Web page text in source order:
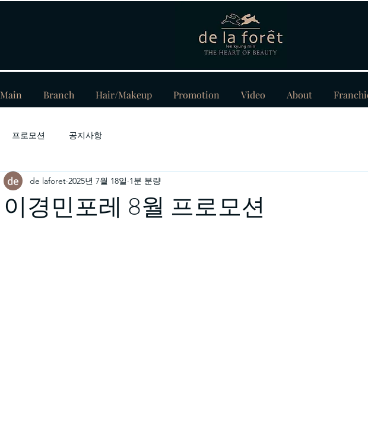
Main Branch Hair/Makeup Promotion Video About
프로모션 공지사항
이경민포레 8월 프로모션
de laforet 2025년 7월 18일 1분 분량